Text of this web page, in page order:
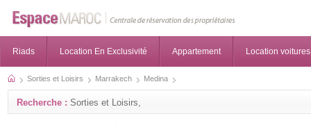
Riads Location En Exclusivité Appartement Location voitures
Sorties et Loisirs Marrakech Medina
Recherche : Sorties et Loisirs,